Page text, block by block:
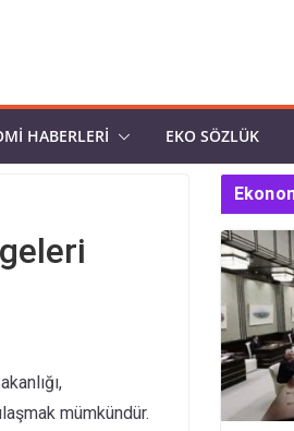
HABERLERI EKO SÖZLÜK
mümkündür.